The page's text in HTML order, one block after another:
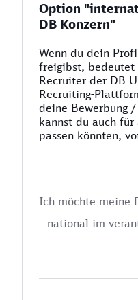
Option
DB Konzern"
Wenn du dein
freigibst, bedeutet
Recruiter der DB
Recruiting-
deine Bewerbung
kannst du auch
passen könnten,
Ich möchte meine